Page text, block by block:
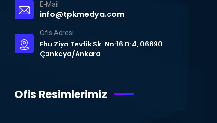
E-Mail
info@tpkmedya.com
Ofis Adresi
Ebu Ziya Tevfik Sk. No:16 D:4, 06690
Çankaya/Ankara
Ofis Resimlerimiz